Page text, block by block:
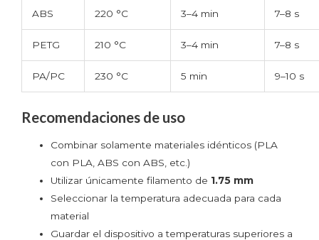
ABS 220 °C 3–4 min 7–8 s
PETG 210 °C 3–4 min 7–8 s
PA/PC 230 °C 5 min 9–10 s
Recomendaciones de uso
Combinar solamente materiales idénticos (PLA
con PLA, ABS con ABS, etc.)
Utilizar únicamente filamento de 1.75 mm
Seleccionar la temperatura adecuada para cada
material
Guardar el dispositivo a temperaturas superiores a